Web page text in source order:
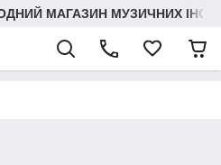
МАГАЗИН МУЗИЧНИХ